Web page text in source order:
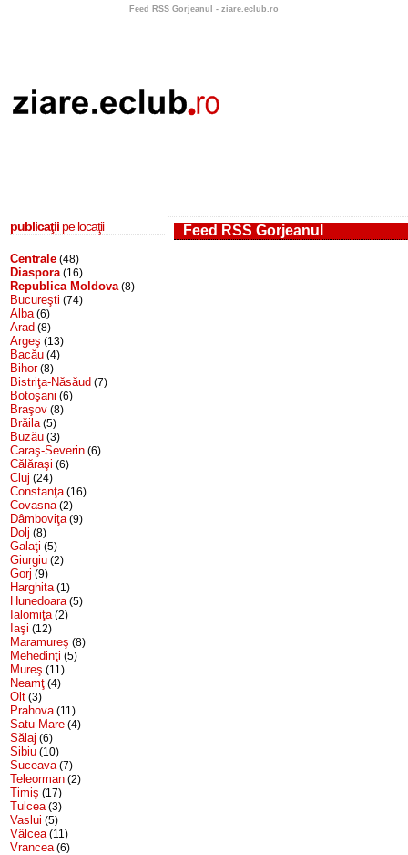
Feed RSS Gorjeanul - ziare.eclub.ro
publicaţii pe locaţii
Centrale (48)
Diaspora (16)
Republica Moldova (8)
Bucureşti (74)
Alba (6)
Arad (8)
Argeş (13)
Bacău (4)
Bihor(8)
Bistriţa-Năsăud (7)
Botoşani (6)
Braşov (8)
Brăila (5)
Buzău (3)
Caraş-Severin (6)
Călăraşi (6)
Cluj (24)
Constanţa (16)
Covasna (2)
Dâmboviţa (9)
Dolj (8)
Galaţi (5)
Giurgiu (2)
Gorj (9)
Harghita (1)
Hunedoara (5)
Ialomiţa (2)
Iaşi (12)
Maramureş (8)
Mehedinţi (5)
Mureş (11)
Neamţ (4)
Olt (3)
Prahova (11)
Satu-Mare (4)
Sălaj (6)
Sibiu (10)
Suceava (7)
Teleorman (2)
Timiş (17)
Tulcea (3)
Vaslui (5)
Vâlcea (11)
Vrancea (6)
Feed RSS Gorjeanul